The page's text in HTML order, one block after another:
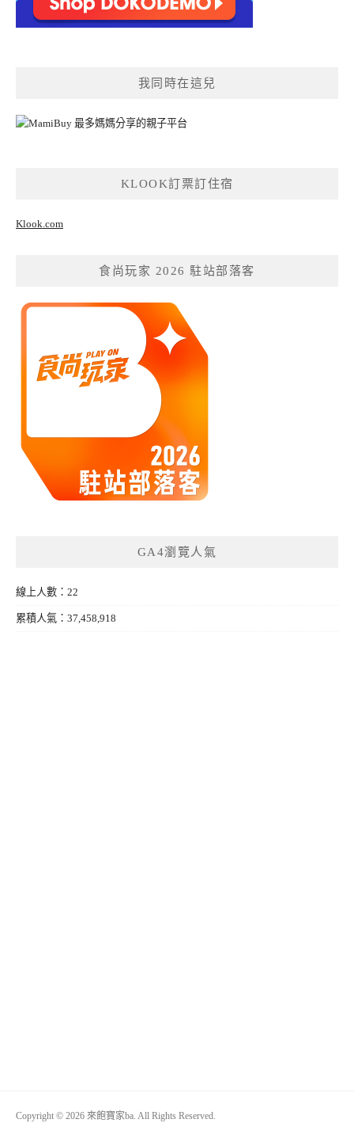
我同時在這兒
KLOOK訂票訂住宿
Klook.com
食尚玩家 2026 駐站部落客
GA4瀏覽人氣
線上人數：22
累積人氣：37,458,918
Copyright © 2026 來飽寶家ba. All Rights Reserved.